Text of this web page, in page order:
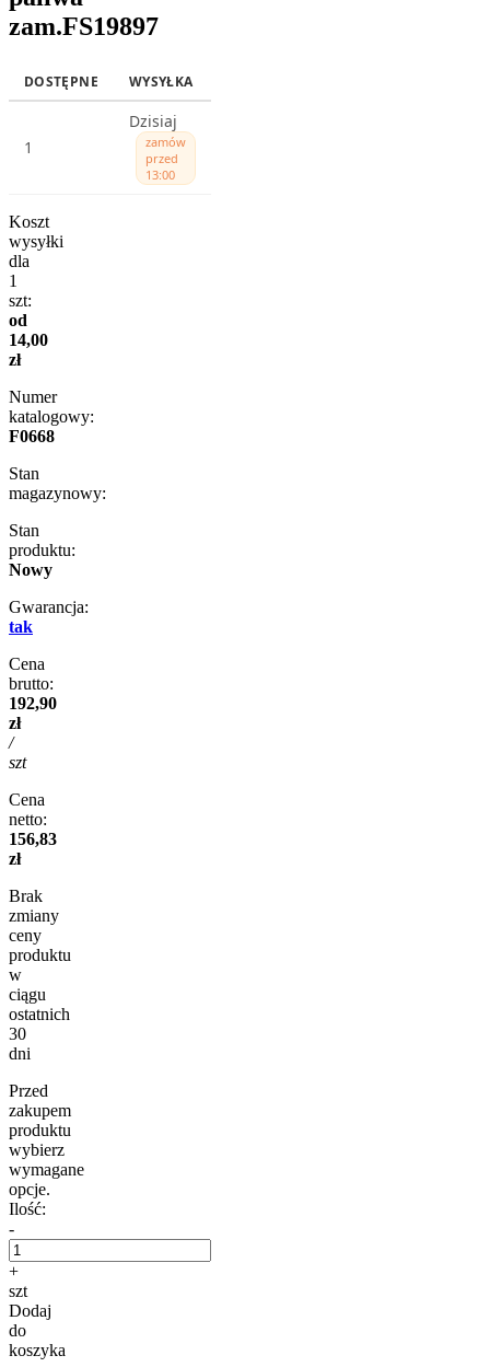
zam.FS19897
DOSTĘPNE WYSYŁKA
1
Dzisiaj
zamów
przed
13:00
Koszt
wysyłki
dla
1
szt:
od
14,00
zł
Numer
katalogowy:
F0668
Stan
magazynowy:
Stan
produktu:
Nowy
Gwarancja:
tak
Cena
brutto:
192,90
zł
/
szt
Cena
netto:
156,83
zł
Brak
zmiany
ceny
produktu
w
ciągu
ostatnich
30
dni
Przed
zakupem
produktu
wybierz
wymagane
opcje.
Ilość:
-
+
szt
Dodaj
do
koszyka